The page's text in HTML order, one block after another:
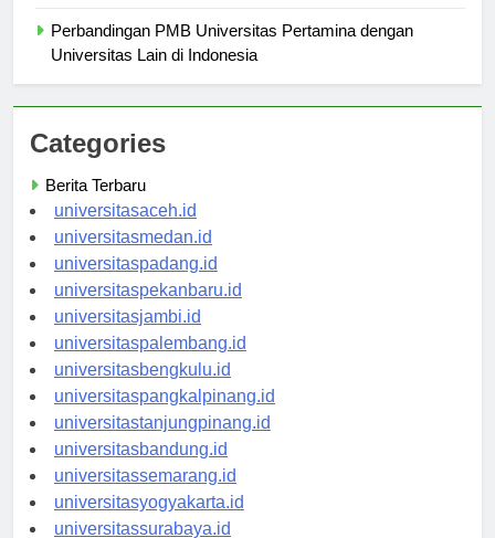
Perbandingan PMB Universitas Pertamina dengan
Categories
Berita Terbaru
universitasaceh.id
universitasmedan.id
universitaspadang.id
universitaspekanbaru.id
universitasjambi.id
universitaspalembang.id
universitasbengkulu.id
universitaspangkalpinang.id
universitastanjungpinang.id
universitasbandung.id
universitassemarang.id
universitasyogyakarta.id